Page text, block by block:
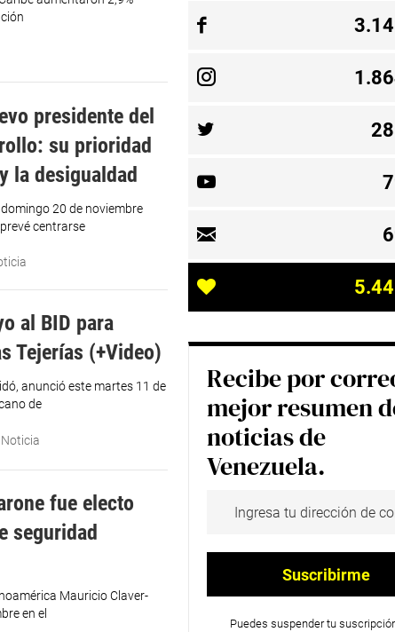
presidente del
su prioridad
la desigualdad
20 de noviembre
centrarse
al BID para
Tejerías (+Video)
anunció este martes 11 de
de
Noticia
fue electo
seguridad
Mauricio Claver-
en el
Recibe por
mejor resumen
noticias de
Venezuela.
Puedes suspender tu